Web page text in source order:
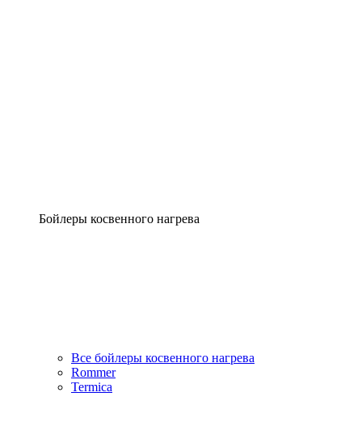
Бойлеры косвенного нагрева
Все бойлеры косвенного нагрева
Rommer
Termica